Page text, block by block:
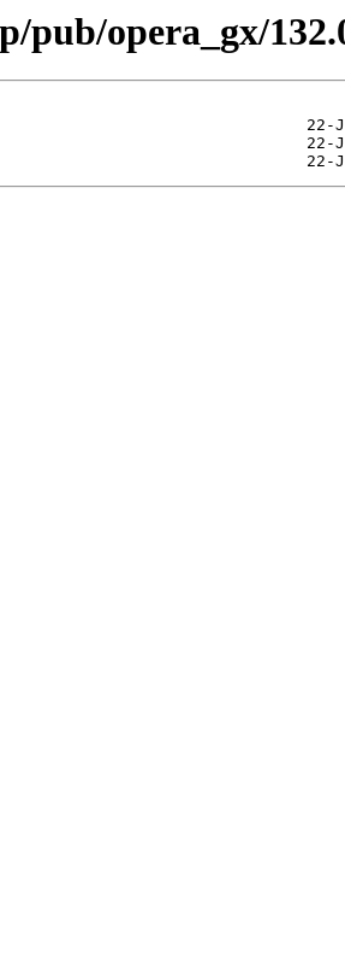
pub/opera_gx/